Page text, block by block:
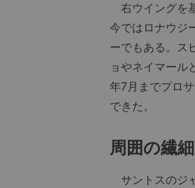
右ウイングを
今ではロナウジ
ーでもある。ス
ョやネイマール
年7月までプロ
できた。
周囲の繊
サントスのジ